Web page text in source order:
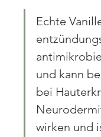
Echte
und kann
bei
wirken und